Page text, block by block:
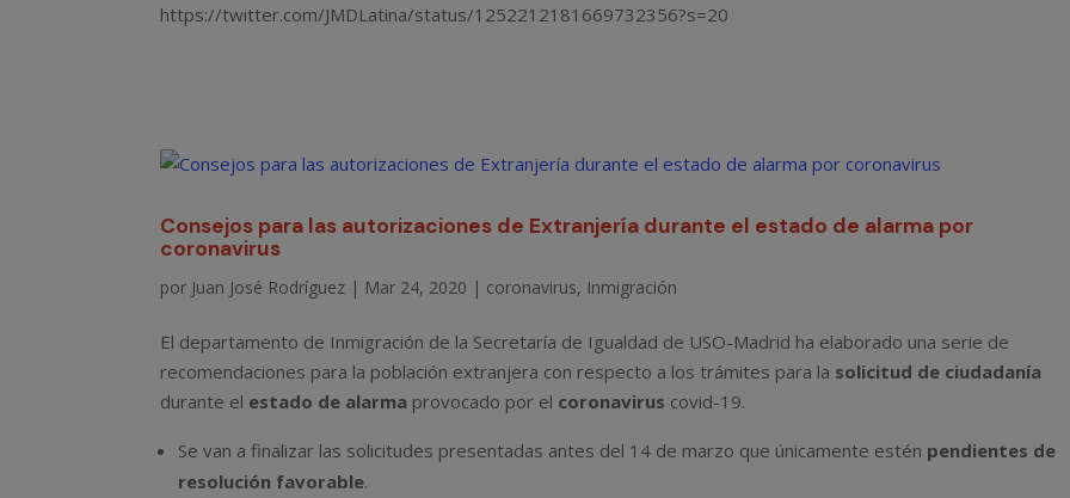
https://twitter.com/JMDLatina/status/1252212181669732356?s=20
Consejos para las autorizaciones de Extranjería durante el estado de alarma por
coronavirus
por Juan José Rodríguez | Mar 24, 2020 | coronavirus, Inmigración
El departamento de Inmigración de la Secretaría de Igualdad de USO-Madrid ha elaborado una serie de
recomendaciones para la población extranjera con respecto a los trámites para la solicitud de ciudadanía
durante el estado de alarma provocado por el coronavirus covid-19.
Se van a finalizar las solicitudes presentadas antes del 14 de marzo que únicamente estén pendientes de
resolución favorable.